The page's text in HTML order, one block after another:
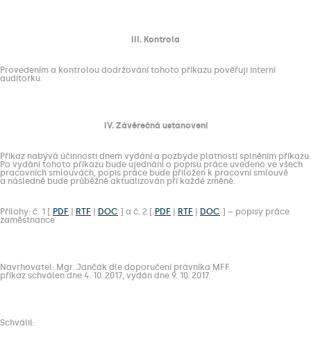
III. Kontrola
Provedením a kontrolou dodržování tohoto příkazu pověřuji interní
auditorku.
IV. Závěrečná ustanovení
Příkaz nabývá účinnosti dnem vydání a pozbyde platnosti splněním příkazu.
Po vydání tohoto příkazu bude ujednání o popisu práce uvedeno ve všech
pracovních smlouvách, popis práce bude přiložen k pracovní smlouvě
a následně bude průběžně aktualizován při každé změně.
Přílohy: č. 1 [ PDF RTF DOC ] a č. 2 [ PDF RTF DOC ] – popisy práce
zaměstnance
Navrhovatel: Mgr. Jančák dle doporučení právníka MFF
příkaz schválen dne 4. 10. 2017, vydán dne 9. 10. 2017.
Schválil: